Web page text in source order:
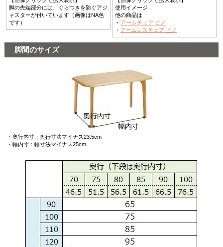
脚の先端部分には、ぐらつきを防ぐアジ
ャスターが付いています（画像はNA色
です）
使用イメージ
他の商品は
・ アームチェア ピノ
・ アームレスチェア ピノ
脚間のサイズ
・奥行内寸：奥行寸法マイナス23.5cm
・幅内寸：幅寸法マイナス25cm